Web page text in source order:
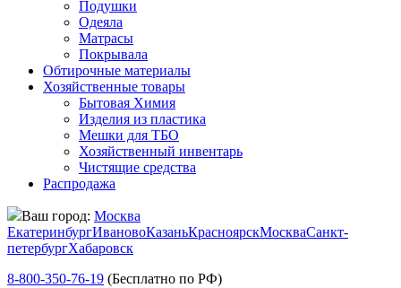
Подушки
Одеяла
Матрасы
Покрывала
Обтирочные материалы
Хозяйственные товары
Бытовая Химия
Изделия из пластика
Мешки для ТБО
Хозяйственный инвентарь
Чистящие средства
Распродажа
Ваш город: Москва
ЕкатеринбургИвановоКазаньКрасноярскМоскваСанкт-
петербургХабаровск
8-800-350-76-19 (Бесплатно по РФ)